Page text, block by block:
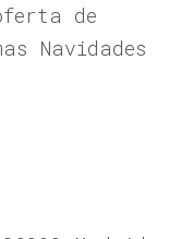
de
Navidades